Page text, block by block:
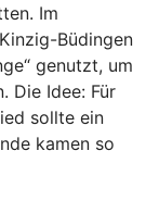
Im
Büdingen
genutzt, um
Die Idee: Für
sollte ein
kamen so